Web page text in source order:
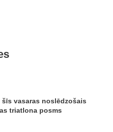
vasaras noslēdzošais
triatlona posms